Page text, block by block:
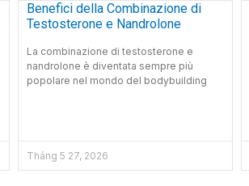
Benefici della Combinazione di
Testosterone e Nandrolone
La combinazione di testosterone e
nandrolone è diventata sempre più
popolare nel mondo del bodybuilding
Tháng 5 27, 2026